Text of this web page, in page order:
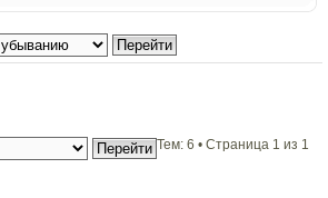
Тем: 6 • Страница 1 из 1